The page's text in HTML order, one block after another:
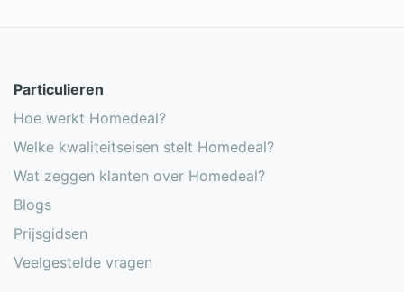
Particulieren
Hoe werkt Homedeal?
Welke kwaliteitseisen stelt Homedeal?
Wat zeggen klanten over Homedeal?
Blogs
Prijsgidsen
Veelgestelde vragen